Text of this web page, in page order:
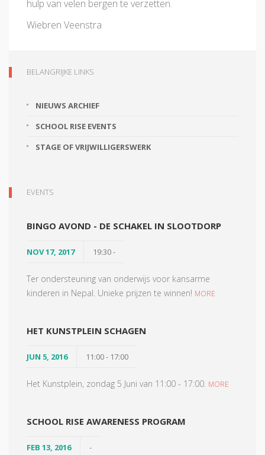
hulp van velen bergen te verzetten.
Wiebren Veenstra
BELANGRIJKE LINKS
NIEUWS ARCHIEF
SCHOOL RISE EVENTS
STAGE OF VRIJWILLIGERSWERK
EVENTS
BINGO AVOND - DE SCHAKEL IN SLOOTDORP
NOV 17, 2017 19:30 -
Ter ondersteuning van onderwijs voor kansarme
kinderen in Nepal. Unieke prijzen te winnen! MORE
HET KUNSTPLEIN SCHAGEN
JUN 5, 2016 11:00 - 17:00
Het Kunstplein, zondag 5 Juni van 11:00 - 17:00. MORE
SCHOOL RISE AWARENESS PROGRAM
FEB 13, 2016 -